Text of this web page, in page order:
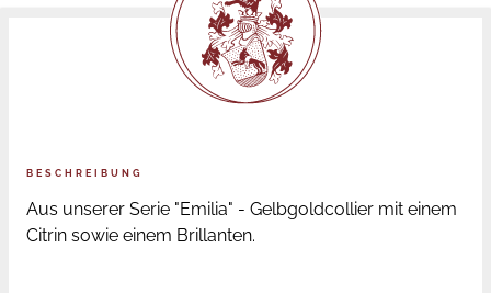
BESCHREIBUNG
Aus unserer Serie "Emilia" - Gelbgoldcollier mit einem
Citrin sowie einem Brillanten.